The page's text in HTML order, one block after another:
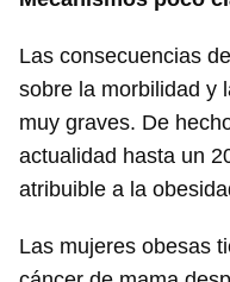
Las consecuencias
sobre la morbilidad y
muy graves. De
actualidad hasta un
atribuible a la
Las mujeres obesas